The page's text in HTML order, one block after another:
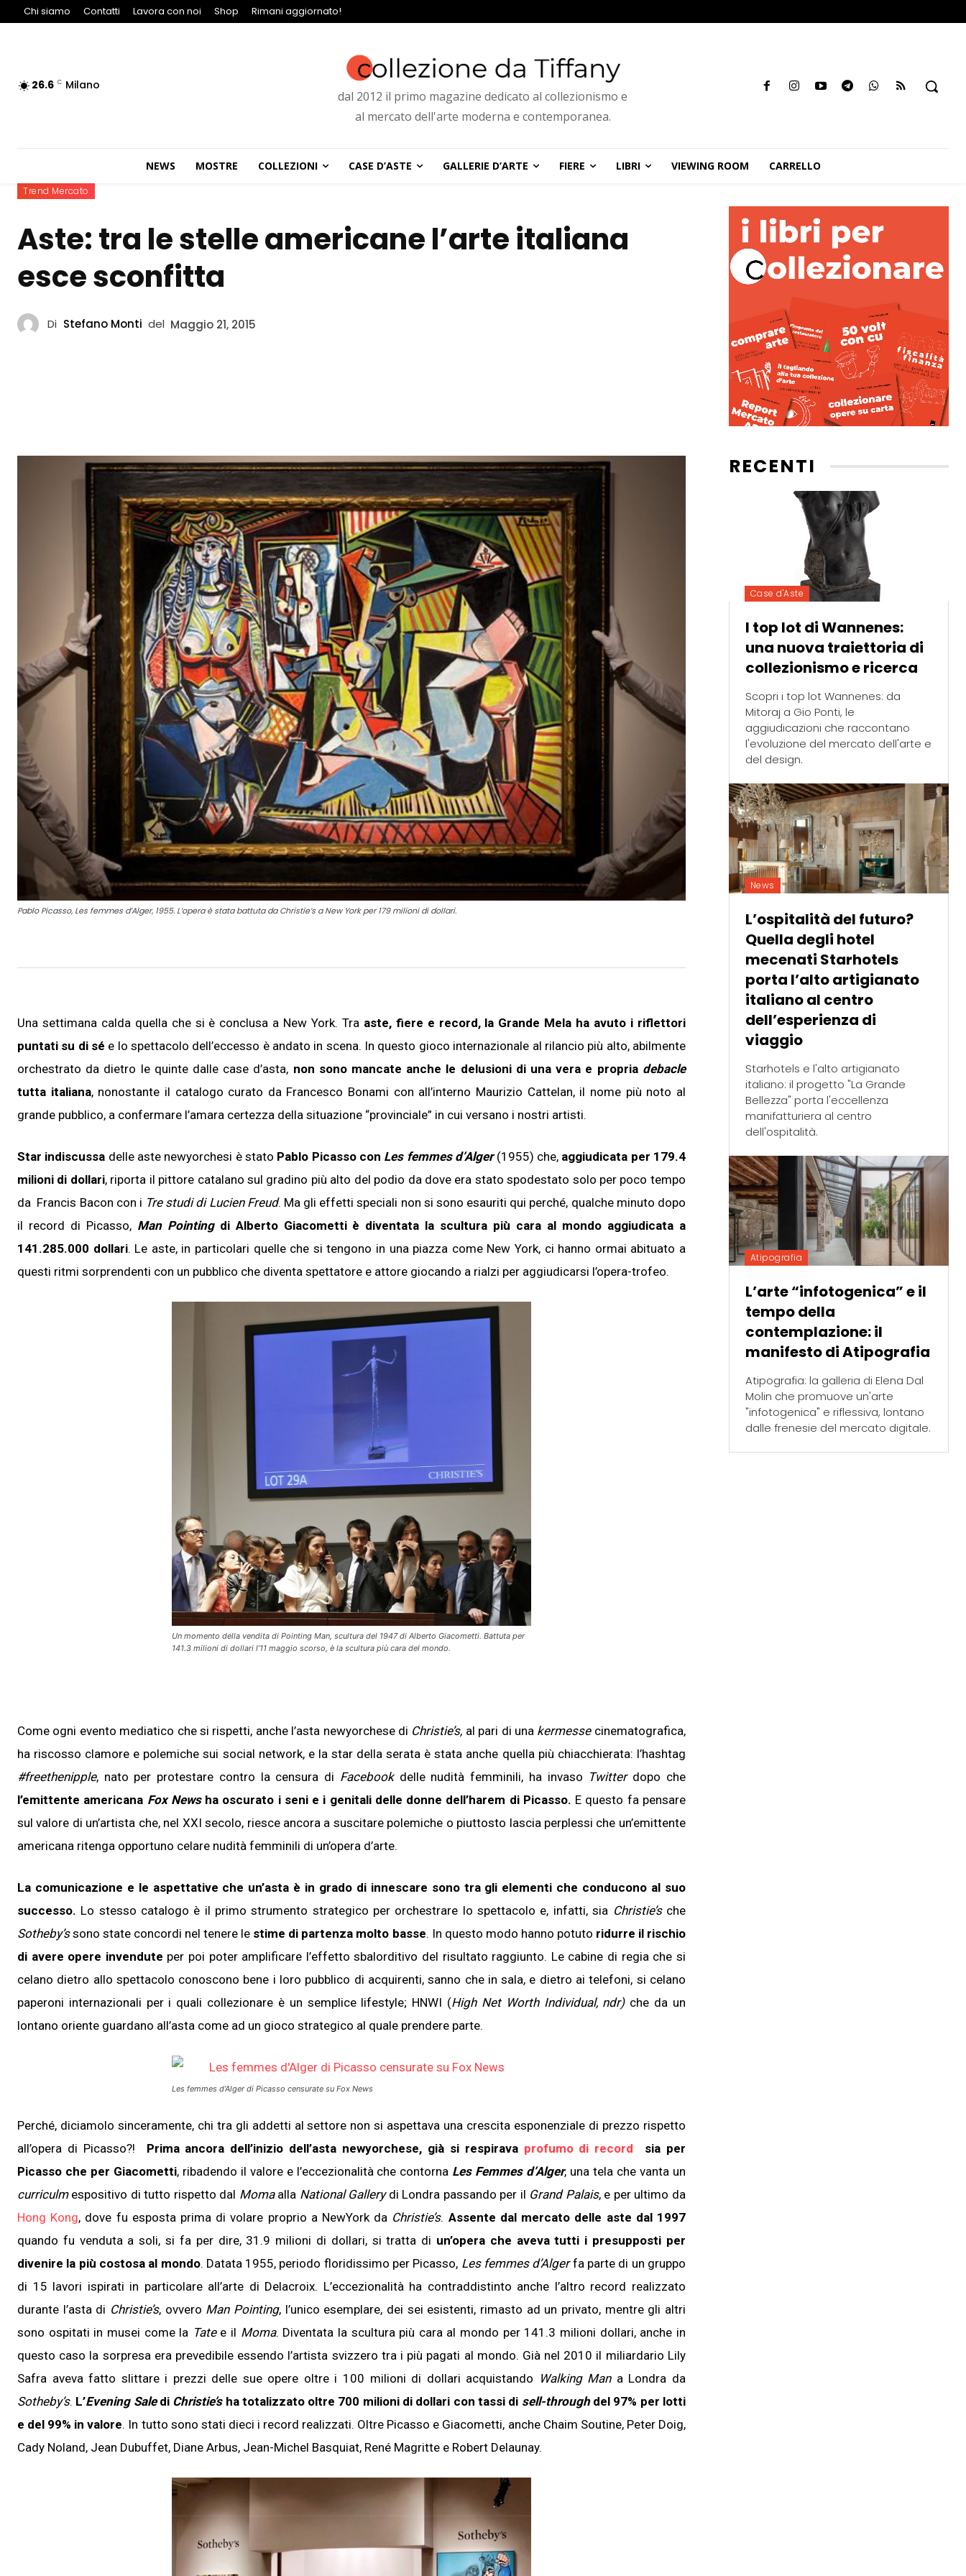
Chi siamo Contatti Lavora con noi Shop Rimani aggiornato!
26.6 C Milano
dal 2012 il primo magazine dedicato al collezionismo e
al mercato dell'arte moderna e contemporanea.
NEWS MOSTRE COLLEZIONI CASE D’ASTE GALLERIE D’ARTE FIERE LIBRI VIEWING ROOM CARRELLO
Trend Mercato
Aste: tra le stelle americane l’arte italiana
esce sconfitta
Di Stefano Monti del Maggio 21, 2015
Pablo Picasso, Les femmes d’Alger, 1955. L’opera è stata battuta da Christie’s a New York per 179 milioni di dollari.
Una settimana calda quella che si è conclusa a New York. Tra aste, fiere e record, la Grande Mela ha avuto i riflettori
puntati su di sé e lo spettacolo dell’eccesso è andato in scena. In questo gioco internazionale al rilancio più alto, abilmente
orchestrato da dietro le quinte dalle case d’asta, non sono mancate anche le delusioni di una vera e propria debacle
tutta italiana, nonostante il catalogo curato da Francesco Bonami con all’interno Maurizio Cattelan, il nome più noto al
grande pubblico, a confermare l’amara certezza della situazione “provinciale” in cui versano i nostri artisti.
Star indiscussa delle aste newyorchesi è stato Pablo Picasso con Les femmes d’Alger(1955) che, aggiudicata per 179.4
milioni di dollari, riporta il pittore catalano sul gradino più alto del podio da dove era stato spodestato solo per poco tempo
da Francis Bacon con i Tre studi di Lucien Freud. Ma gli effetti speciali non si sono esauriti qui perché, qualche minuto dopo
il record di Picasso, Man Pointing di Alberto Giacometti è diventata la scultura più cara al mondo aggiudicata a
141.285.000 dollari. Le aste, in particolari quelle che si tengono in una piazza come New York, ci hanno ormai abituato a
questi ritmi sorprendenti con un pubblico che diventa spettatore e attore giocando a rialzi per aggiudicarsi l’opera-trofeo.
Un momento della vendita di Pointing Man, scultura del 1947 di Alberto Giacometti. Battuta per
141.3 milioni di dollari l’11 maggio scorso, è la scultura più cara del mondo.
Come ogni evento mediatico che si rispetti, anche l’asta newyorchese di Christie’s, al pari di una kermessecinematografica,
ha riscosso clamore e polemiche sui social network, e la star della serata è stata anche quella più chiacchierata: l’hashtag
#freethenipple, nato per protestare contro la censura di Facebookdelle nudità femminili, ha invaso Twitterdopo che
l’emittente americana Fox Newsha oscurato i seni e i genitali delle donne dell’harem di Picasso. E questo fa pensare
sul valore di un’artista che, nel XXI secolo, riesce ancora a suscitare polemiche o piuttosto lascia perplessi che un’emittente
americana ritenga opportuno celare nudità femminili di un’opera d’arte.
La comunicazione e le aspettative che un’asta è in grado di innescare sono tra gli elementi che conducono al suo
successo. Lo stesso catalogo è il primo strumento strategico per orchestrare lo spettacolo e, infatti, sia Christie’sche
Sotheby’ssono state concordi nel tenere le stime di partenza molto basse. In questo modo hanno potuto ridurre il rischio
di avere opere invendute per poi poter amplificare l’effetto sbalorditivo del risultato raggiunto. Le cabine di regia che si
celano dietro allo spettacolo conoscono bene i loro pubblico di acquirenti, sanno che in sala, e dietro ai telefoni, si celano
paperoni internazionali per i quali collezionare è un semplice lifestyle; HNWI (High Net Worth Individual, ndr) che da un
lontano oriente guardano all’asta come ad un gioco strategico al quale prendere parte.
Les femmes d’Alger di Picasso censurate su Fox News
Perché, diciamolo sinceramente, chi tra gli addetti al settore non si aspettava una crescita esponenziale di prezzo rispetto
all’opera di Picasso?! Prima ancora dell’inizio dell’asta newyorchese, già si respirava profumo di record sia per
Picasso che per Giacometti, ribadendo il valore e l’eccezionalità che contorna Les Femmes d’Alger, una tela che vanta un
curriculmespositivo di tutto rispetto dal Momaalla National Gallerydi Londra passando per il Grand Palais, e per ultimo da
Hong Kong, dove fu esposta prima di volare proprio a NewYork da Christie’s. Assente dal mercato delle aste dal 1997
quando fu venduta a soli, si fa per dire, 31.9 milioni di dollari, si tratta di un’opera che aveva tutti i presupposti per
divenire la più costosa al mondo. Datata 1955, periodo floridissimo per Picasso, Les femmes d’Algerfa parte di un gruppo
di 15 lavori ispirati in particolare all’arte di Delacroix. L’eccezionalità ha contraddistinto anche l’altro record realizzato
durante l’asta di Christie’s, ovvero Man Pointing, l’unico esemplare, dei sei esistenti, rimasto ad un privato, mentre gli altri
sono ospitati in musei come la Tatee il Moma. Diventata la scultura più cara al mondo per 141.3 milioni dollari, anche in
questo caso la sorpresa era prevedibile essendo l’artista svizzero tra i più pagati al mondo. Già nel 2010 il miliardario Lily
Safra aveva fatto slittare i prezzi delle sue opere oltre i 100 milioni di dollari acquistando Walking Mana Londra da
Sotheby’s. L’Evening Saledi Christie’sha totalizzato oltre 700 milioni di dollari con tassi di sell-throughdel 97% per lotti
e del 99% in valore. In tutto sono stati dieci i record realizzati. Oltre Picasso e Giacometti, anche Chaim Soutine, Peter Doig,
Cady Noland, Jean Dubuffet, Diane Arbus, Jean-Michel Basquiat, René Magritte e Robert Delaunay.
RECENTI
Case d'Aste
I top lot di Wannenes:
una nuova traiettoria di
collezionismo e ricerca
Scopri i top lot Wannenes: da
Mitoraj a Gio Ponti, le
aggiudicazioni che raccontano
l'evoluzione del mercato dell'arte e
del design.
News
L’ospitalità del futuro?
Quella degli hotel
mecenati Starhotels
porta l’alto artigianato
italiano al centro
dell’esperienza di
viaggio
Starhotels e l'alto artigianato
italiano: il progetto "La Grande
Bellezza" porta l'eccellenza
manifatturiera al centro
dell'ospitalità.
Atipografia
L’arte “infotogenica” e il
tempo della
contemplazione: il
manifesto di Atipografia
Atipografia: la galleria di Elena Dal
Molin che promuove un'arte
"infotogenica" e riflessiva, lontano
dalle frenesie del mercato digitale.
Iscriviti alla nostra
newsletter e scarica
gratuitamentelaGuida
Mercato dell'Arte 2026!
riceverai contenuti esclusivi selezionati per
te riguardanti il mercato dell'arte.
gratuitamente la nuova Guida Mercato dell'Arte
2026!
ISCRIVITI!